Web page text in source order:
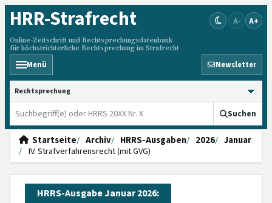
HRR-Strafrecht
Online-Zeitschrift und Rechtsprechungsdatenbank
für höchstrichterliche Rechtsprechung im Strafrecht
A- A+
Menü Newsletter
HRRS durchsuchen
Suchen
Startseite Archiv HRRS-Ausgaben 2026
Januar
IV. Strafverfahrensrecht (mit GVG)
HRRS-Ausgabe Januar 2026: